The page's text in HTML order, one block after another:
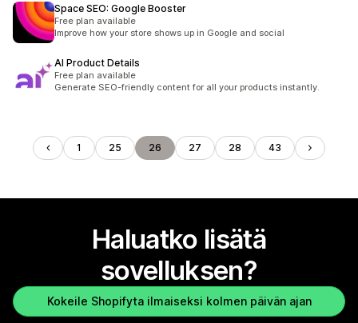
Space SEO: Google Booster
Free plan available
Improve how your store shows up in Google and social
AI Product Details
Free plan available
Generate SEO-friendly content for all your products instantly.
1 25 26 27 28 43
Haluatko lisätä
sovelluksen?
Kokeile Shopifyta ilmaiseksi kolmen päivän ajan